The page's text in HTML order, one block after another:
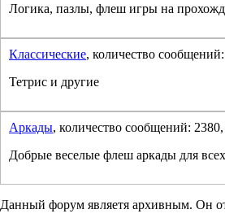
Логика, пазлы, флеш игры на
Классические, количество
Тетрис и другие
Аркады, количество сообщений:
Добрые веселые флеш аркады для всех
Данный форум являетя архивным. Он